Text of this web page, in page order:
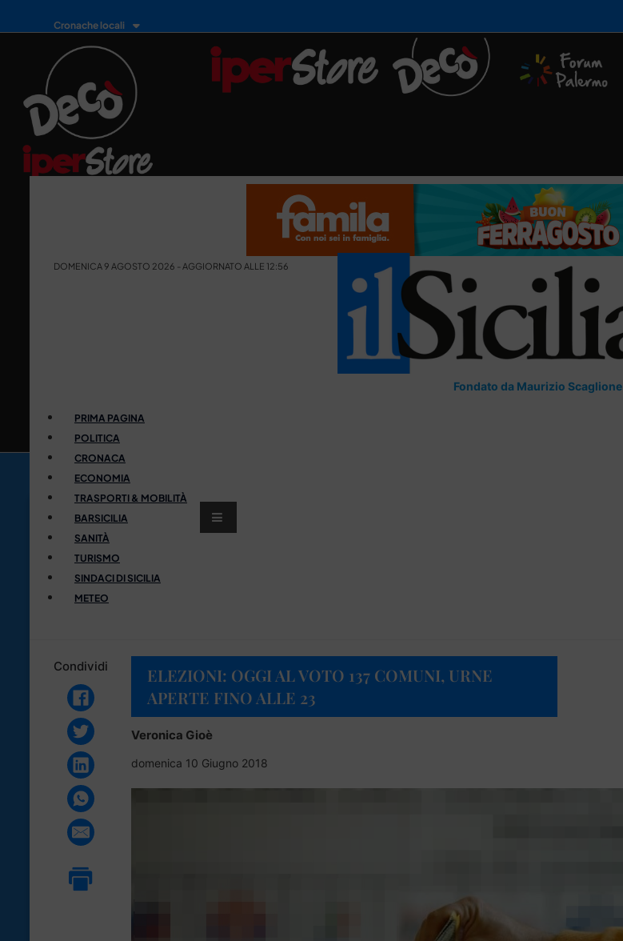
Cronache locali
DOMENICA 9 AGOSTO 2026 - AGGIORNATO ALLE 12:56
Fondato da Maurizio Scaglione
PRIMA PAGINA
POLITICA
CRONACA
ECONOMIA
TRASPORTI & MOBILITÀ
BARSICILIA
SANITÀ
TURISMO
SINDACI DI SICILIA
METEO
Condividi
ELEZIONI: OGGI AL VOTO 137 COMUNI, URNE
APERTE FINO ALLE 23
Veronica Gioè
domenica 10 Giugno 2018